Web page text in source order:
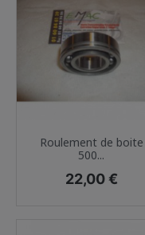
Roulement de boite
500...
Prix
22,00 €